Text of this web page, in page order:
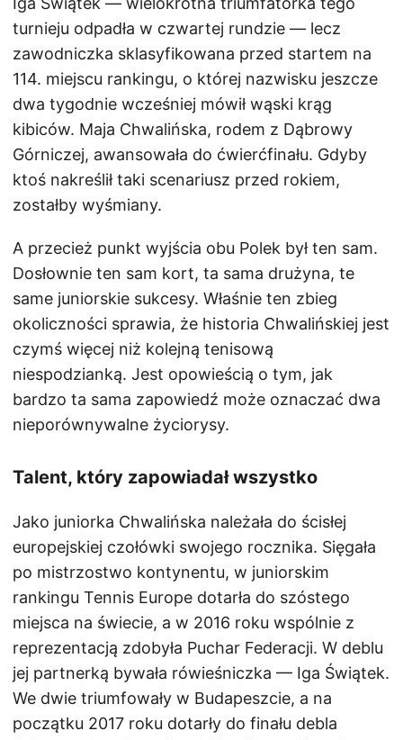
turnieju odpadła w czwartej rundzie — lecz
zawodniczka sklasyfikowana przed startem na
114. miejscu rankingu, o której nazwisku jeszcze
dwa tygodnie wcześniej mówił wąski krąg
kibiców. Maja Chwalińska, rodem z Dąbrowy
Górniczej, awansowała do ćwierćfinału. Gdyby
ktoś nakreślił taki scenariusz przed rokiem,
zostałby wyśmiany.
A przecież punkt wyjścia obu Polek był ten sam.
Dosłownie ten sam kort, ta sama drużyna, te
same juniorskie sukcesy. Właśnie ten zbieg
okoliczności sprawia, że historia Chwalińskiej jest
czymś więcej niż kolejną tenisową
niespodzianką. Jest opowieścią o tym, jak
bardzo ta sama zapowiedź może oznaczać dwa
nieporównywalne życiorysy.
Talent, który zapowiadał wszystko
Jako juniorka Chwalińska należała do ścisłej
europejskiej czołówki swojego rocznika. Sięgała
po mistrzostwo kontynentu, w juniorskim
rankingu Tennis Europe dotarła do szóstego
miejsca na świecie, a w 2016 roku wspólnie z
reprezentacją zdobyła Puchar Federacji. W deblu
jej partnerką bywała rówieśniczka — Iga Świątek.
We dwie triumfowały w Budapeszcie, a na
początku 2017 roku dotarły do finału debla